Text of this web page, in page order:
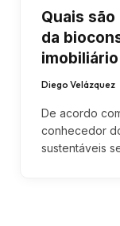
Quais
da
Diego Velázquez
De acordo
conhecedor
sustentáveis